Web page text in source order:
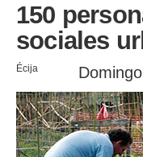
150
sociales
Écija